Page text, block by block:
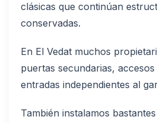
clásicas que continúan
conservadas.
En El Vedat muchos
puertas secundarias,
entradas independientes al
También instalamos